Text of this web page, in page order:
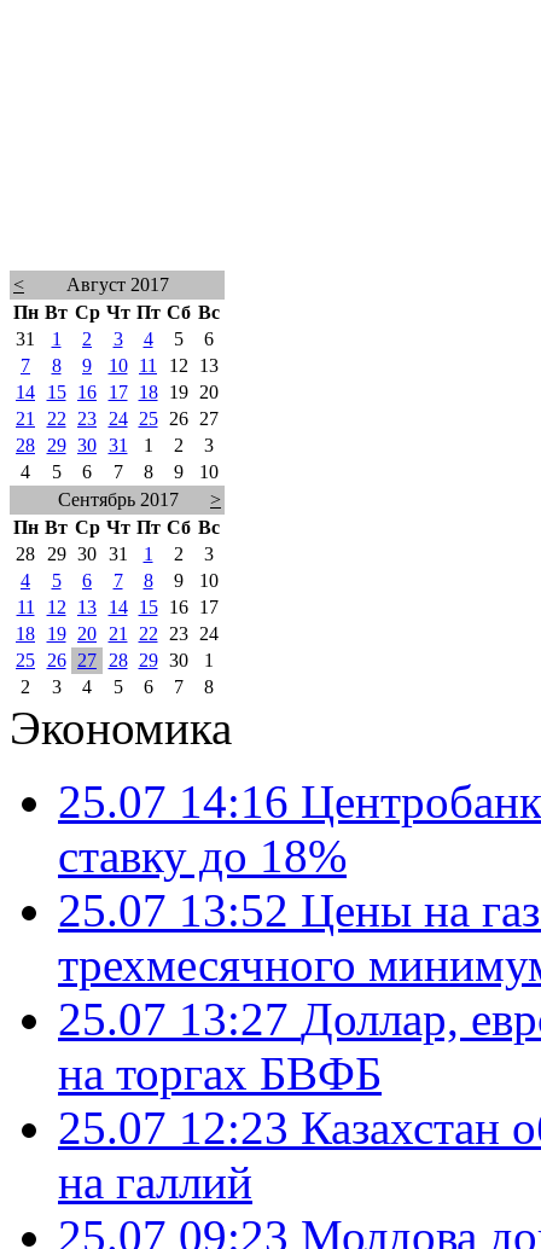
<
Август 2017
Пн Вт Ср Чт Пт Сб Вс
31
1 2 3 4 5
6
7
8 9 10 11 12
13
14
15 16 17 18 19
20
21
22 23 24 25 26
27
28
29 30 31 1 2
3
4
5 6 7 8 9
10
Сентябрь 2017
>
Пн Вт Ср Чт Пт Сб Вс
28
29 30 31 1 2
3
4
5 6 7 8 9
10
11
12 13 14 15 16
17
18
19 20 21 22 23
24
25
26 27 28 29 30
1
2
3 4 5 6 7 8
Экономика
25.07 14:16
ставку до 18%
25.07 13:52 Цены на
трехмесячного
25.07 13:27 Доллар,
на торгах БВФБ
25.07 12:23 Казахстан
на галлий
25.07 09:23 Молдова